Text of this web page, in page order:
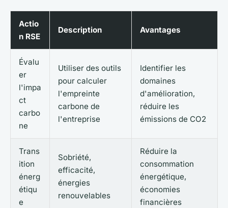
Actio
n RSE
Description Avantages
Évalu
er
l'impa
ct
carbo
ne
Utiliser des outils
pour calculer
l'empreinte
carbone de
l'entreprise
Identifier les
domaines
d'amélioration,
réduire les
émissions de CO2
Trans
ition
énerg
étiqu
e
Sobriété,
efficacité,
énergies
renouvelables
Réduire la
consommation
énergétique,
économies
financières